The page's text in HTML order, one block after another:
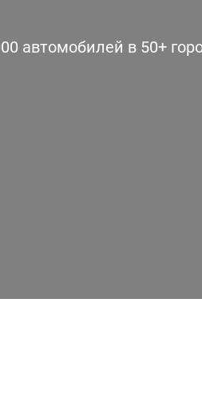
автомобилей в 50+